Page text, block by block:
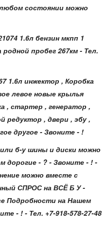
состоянии можно
1.6л бензин мкпп 1
пробег 267км - Тел.
1.6л инжектор , Коробка
левое новые крылья
, стартер , генератор ,
редуктор , двери , эбу ,
другое - Звоните - !
б-у шины и диски можно
дорогие - ? - Звоните - ! -
можно вместе с
СПРОС на ВСЁ Б У -
Подробности на Нашем
- ! - Тел. +7-918-578-27-48